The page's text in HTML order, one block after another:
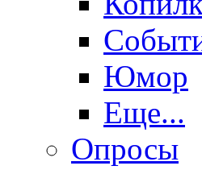
Юмор
Еще...
Опросы